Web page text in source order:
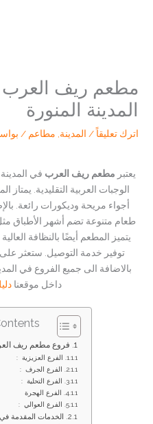
مطعم ريف
المدينة المنورة
اترك تعليقاً / المدينة مطاعم /
يعتبر مطعم ريف العرب في
الوجبات العربية التقليدية. يمتاز
أجواء مريحة وديكورات رائعة.
طعام متنوعة تضم أشهر الأطباق
يتميز المطعم أيضًا بالنظافة
توفير خدمة التوصيل. ستعثر على
بالاضافة الى جميع الفروع في
داخل موقعنا
فروع مطعم ريف
الفرع العزيزية :
الفرع الجرف :
الفرع التحلية :
الفرع الهجرة
الفرع العوالي :
الخدمات المقدمة